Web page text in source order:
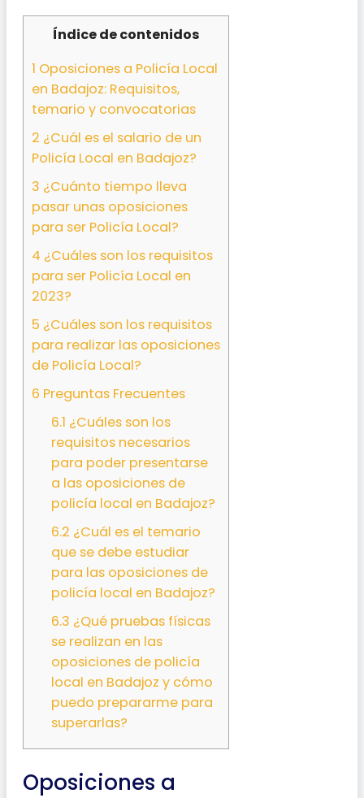
Índice de contenidos
1 Oposiciones a Policía Local
en Badajoz: Requisitos,
temario y convocatorias
2 ¿Cuál es el salario de un
Policía Local en Badajoz?
3 ¿Cuánto tiempo lleva
pasar unas oposiciones
para ser Policía Local?
4 ¿Cuáles son los requisitos
para ser Policía Local en
2023?
5 ¿Cuáles son los requisitos
para realizar las oposiciones
de Policía Local?
6 Preguntas Frecuentes
6.1 ¿Cuáles son los
requisitos necesarios
para poder presentarse
a las oposiciones de
policía local en Badajoz?
6.2 ¿Cuál es el temario
que se debe estudiar
para las oposiciones de
policía local en Badajoz?
6.3 ¿Qué pruebas físicas
se realizan en las
oposiciones de policía
local en Badajoz y cómo
puedo prepararme para
superarlas?
Oposiciones a